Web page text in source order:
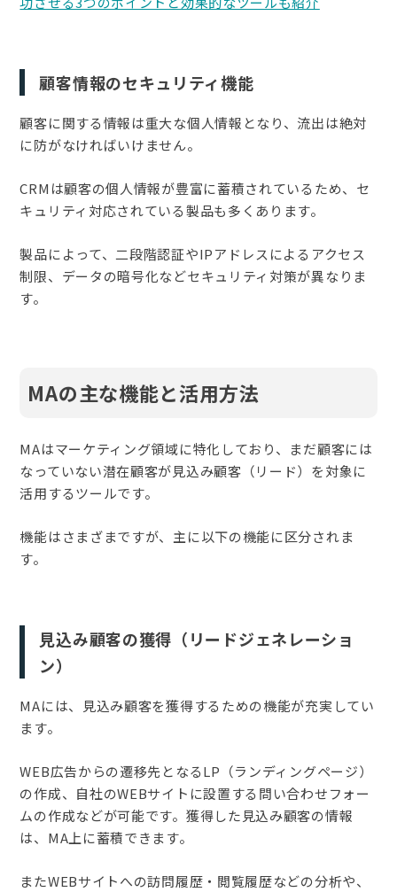
顧客情報のセキュリティ機能
顧客に関する情報は重大な個人情報となり、流出は絶対
に防がなければいけません。
CRMは顧客の個人情報が豊富に蓄積されているため、セ
キュリティ対応されている製品も多くあります。
製品によって、二段階認証やIPアドレスによるアクセス
制限、データの暗号化などセキュリティ対策が異なりま
す。
MAの主な機能と活用方法
MAはマーケティング領域に特化しており、まだ顧客には
なっていない潜在顧客が見込み顧客（リード）を対象に
活用するツールです。
機能はさまざまですが、主に以下の機能に区分されま
す。
見込み顧客の獲得（リードジェネレーショ
ン）
MAには、見込み顧客を獲得するための機能が充実してい
ます。
WEB広告からの遷移先となるLP（ランディングページ）
の作成、自社のWEBサイトに設置する問い合わせフォー
ムの作成などが可能です。獲得した見込み顧客の情報
は、MA上に蓄積できます。
またWEBサイトへの訪問履歴・閲覧履歴などの分析や、